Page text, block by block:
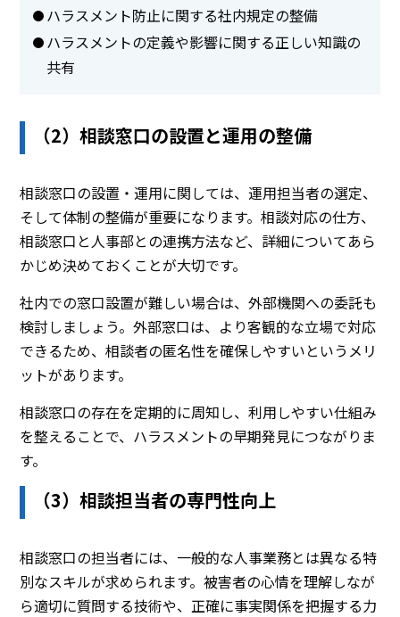
ハラスメント防止に関する社内規定の整備
ハラスメントの定義や影響に関する正しい知識の
共有
（2）相談窓口の設置と運用の整備
相談窓口の設置・運用に関しては、運用担当者の選定、
そして体制の整備が重要になります。相談対応の仕方、
相談窓口と人事部との連携方法など、詳細についてあら
かじめ決めておくことが大切です。
社内での窓口設置が難しい場合は、外部機関への委託も
検討しましょう。外部窓口は、より客観的な立場で対応
できるため、相談者の匿名性を確保しやすいというメリ
ットがあります。
相談窓口の存在を定期的に周知し、利用しやすい仕組み
を整えることで、ハラスメントの早期発見につながりま
す。
（3）相談担当者の専門性向上
相談窓口の担当者には、一般的な人事業務とは異なる特
別なスキルが求められます。被害者の心情を理解しなが
ら適切に質問する技術や、正確に事実関係を把握する力